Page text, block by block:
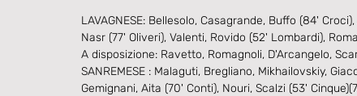
LAVAGNESE: Bellesolo, Casagrande, Buffo (84'
Nasr (77' Oliveri), Valenti, Rovido (52' Lombardi),
A disposizione: Ravetto, Romagnoli, D'Arcangelo,
SANREMESE : Malaguti, Bregliano, Mikhailovskiy,
Gemignani, Aita (70' Conti), Nouri, Scalzi (53'